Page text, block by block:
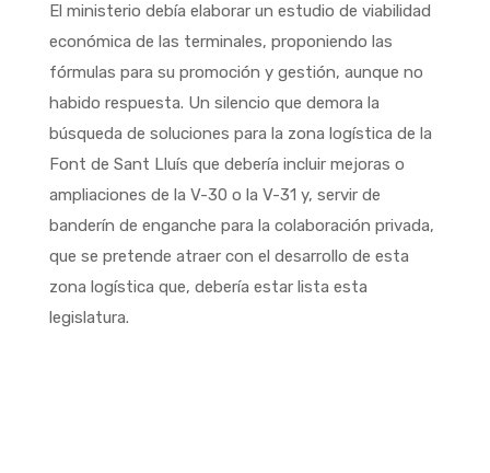
El ministerio debía elaborar un estudio de viabilidad
económica de las terminales, proponiendo las
fórmulas para su promoción y gestión, aunque no
habido respuesta. Un silencio que demora la
búsqueda de soluciones para la zona logística de la
Font de Sant Lluís que debería incluir mejoras o
ampliaciones de la V-30 o la V-31 y, servir de
banderín de enganche para la colaboración privada,
que se pretende atraer con el desarrollo de esta
zona logística que, debería estar lista esta
legislatura.